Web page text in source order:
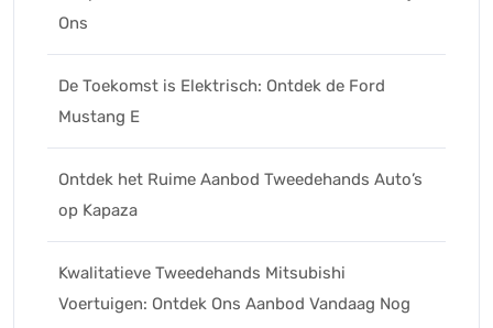
Ons
De Toekomst is Elektrisch: Ontdek de Ford
Mustang E
Ontdek het Ruime Aanbod Tweedehands Auto’s
op Kapaza
Kwalitatieve Tweedehands Mitsubishi
Voertuigen: Ontdek Ons Aanbod Vandaag Nog